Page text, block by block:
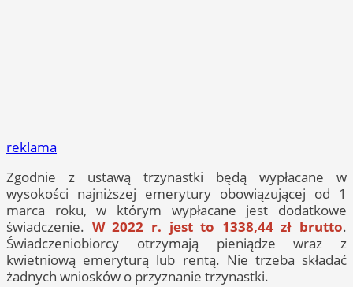
reklama
Zgodnie z ustawą trzynastki będą wypłacane w
wysokości najniższej emerytury obowiązującej od 1
marca roku, w którym wypłacane jest dodatkowe
świadczenie. W 2022 r. jest to 1338,44 zł brutto.
Świadczeniobiorcy otrzymają pieniądze wraz z
kwietniową emeryturą lub rentą. Nie trzeba składać
żadnych wniosków o przyznanie trzynastki.